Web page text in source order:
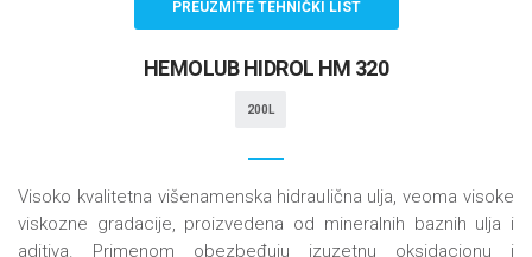
PREUZMITE TEHNIČKI LIST
HEMOLUB HIDROL HM 320
200L
Visoko kvalitetna višenamenska hidraulična ulja, veoma visoke
viskozne gradacije, proizvedena od mineralnih baznih ulja i
aditiva. Primenom obezbeđuju izuzetnu oksidacionu i